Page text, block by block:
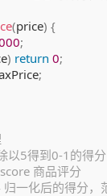
(price) {
;
) return 0;
;